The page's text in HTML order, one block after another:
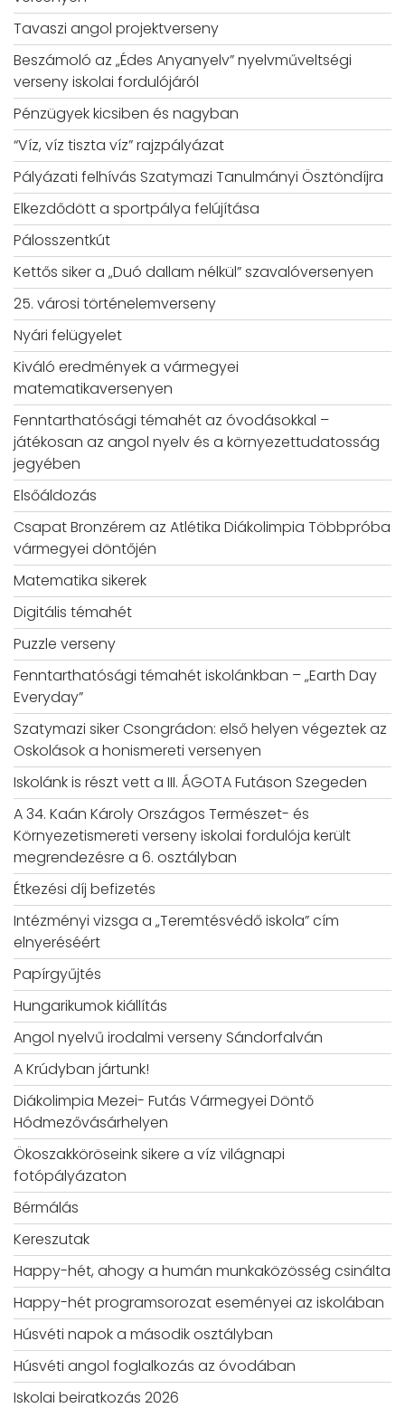
Tavaszi angol projektverseny
Beszámoló az „Édes Anyanyelv” nyelvműveltségi
verseny iskolai fordulójáról
Pénzügyek kicsiben és nagyban
“Víz, víz tiszta víz” rajzpályázat
Pályázati felhívás Szatymazi Tanulmányi Ösztöndíjra
Elkezdődött a sportpálya felújítása
Pálosszentkút
Kettős siker a „Duó dallam nélkül” szavalóversenyen
25. városi történelemverseny
Nyári felügyelet
Kiváló eredmények a vármegyei
matematikaversenyen
Fenntarthatósági témahét az óvodásokkal –
játékosan az angol nyelv és a környezettudatosság
jegyében
Elsőáldozás
Csapat Bronzérem az Atlétika Diákolimpia Többpróba
vármegyei döntőjén
Matematika sikerek
Digitális témahét
Puzzle verseny
Fenntarthatósági témahét iskolánkban – „Earth Day
Everyday”
Szatymazi siker Csongrádon: első helyen végeztek az
Oskolások a honismereti versenyen
Iskolánk is részt vett a III. ÁGOTA Futáson Szegeden
A 34. Kaán Károly Országos Természet- és
Környezetismereti verseny iskolai fordulója került
megrendezésre a 6. osztályban
Étkezési díj befizetés
Intézményi vizsga a „Teremtésvédő iskola” cím
elnyeréséért
Papírgyűjtés
Hungarikumok kiállítás
Angol nyelvű irodalmi verseny Sándorfalván
A Krúdyban jártunk!
Diákolimpia Mezei- Futás Vármegyei Döntő
Hódmezővásárhelyen
Ökoszakköröseink sikere a víz világnapi
fotópályázaton
Bérmálás
Kereszutak
Happy-hét, ahogy a humán munkaközösség csinálta
Happy-hét programsorozat eseményei az iskolában
Húsvéti napok a második osztályban
Húsvéti angol foglalkozás az óvodában
Iskolai beiratkozás 2026